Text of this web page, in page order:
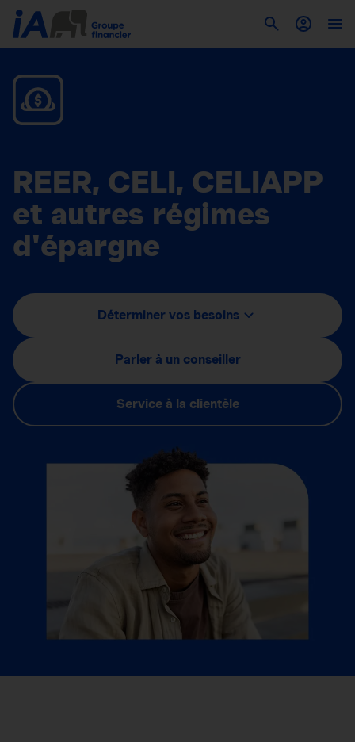
REER, CELI, CELIAPP
et autres régimes
d'épargne
Déterminer vos besoins
Parler à un conseiller
Service à la clientèle